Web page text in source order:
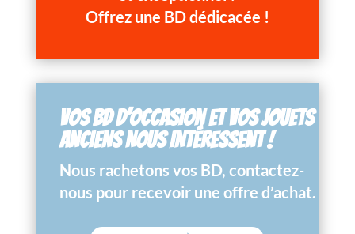
Offrez une BD dédicacée !
VOS BD D’OCCASION ET VOS JOUETS
ANCIENS NOUS INTÉRESSENT !
Nous rachetons vos BD, contactez-
nous pour recevoir une offre d’achat.